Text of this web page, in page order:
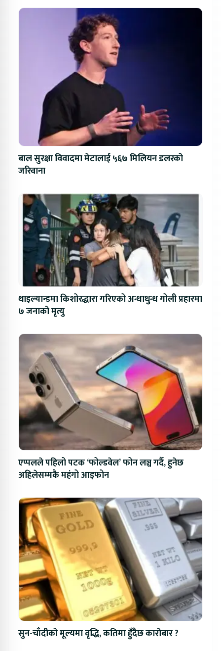
बाल सुरक्षा विवादमा मेटालाई ५६७ मिलियन डलरको
जरिवाना
थाइल्यान्डमा किशोरद्धारा गरिएको अन्धाधुन्ध गोली प्रहारमा
७ जनाको मृत्यु
एप्पलले पहिलो पटक ‘फोल्डवेल’ फोन लञ्च गर्दै, हुनेछ
अहिलेसम्मकै महंगो आइफोन
सुन-चाँदीको मूल्यमा वृद्धि, कतिमा हुँदैछ कारोबार ?